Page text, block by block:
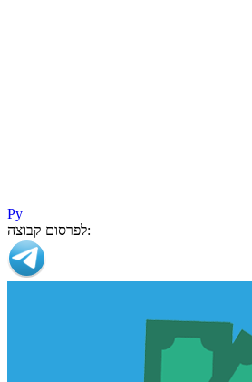
Ру
לפרסום קבוצה: